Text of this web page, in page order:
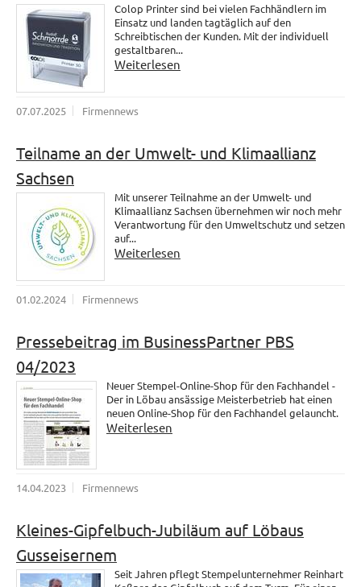
Colop Printer sind bei vielen Fachhändlern im
Einsatz und landen tagtäglich auf den
Schreibtischen der Kunden. Mit der individuell
gestaltbaren...
Weiterlesen
07.07.2025 Firmennews
Teilname an der Umwelt- und Klimaallianz
Sachsen
Mit unserer Teilnahme an der Umwelt- und
Klimaallianz Sachsen übernehmen wir noch mehr
Verantwortung für den Umweltschutz und setzen
auf...
Weiterlesen
01.02.2024 Firmennews
Pressebeitrag im BusinessPartner PBS
04/2023
Neuer Stempel-Online-Shop für den Fachhandel -
Der in Löbau ansässige Meisterbetrieb hat einen
neuen Online-Shop für den Fachhandel gelauncht.
Weiterlesen
14.04.2023 Firmennews
Kleines-Gipfelbuch-Jubiläum auf Löbaus
Gusseisernem
Seit Jahren pflegt Stempelunternehmer Reinhart